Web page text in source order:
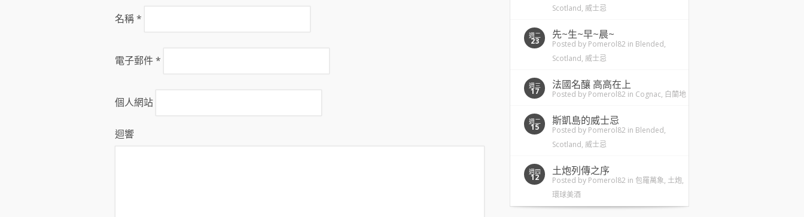
名稱*
電子郵件*
個人網站
迴響
Scotland, 威士忌
週二
23
先~生~早~晨~
Posted by Pomerol82 in Blended,
Scotland, 威士忌
週三
17
法國名釀 高高在上
Posted by Pomerol82 in Cognac, 白蘭地
週二
15
斯凱島的威士忌
Posted by Pomerol82 in Blended,
Scotland, 威士忌
週四
12
土炮列傳之序
Posted by Pomerol82 in 包羅萬象, 土炮,
環球美酒